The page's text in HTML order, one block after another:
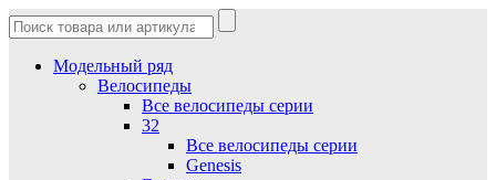
Модельный ряд
Велосипеды
Все велосипеды серии
32
Все велосипеды серии
Genesis